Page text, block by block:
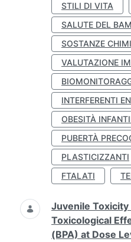
STILI DI VITA
SALUTE DEL
SOSTANZE
VALUTAZIONE
INTERFERENTI
OBESITÀ
PUBERTÀ
PLASTICIZZANTI
FTALATI
Juvenile
Toxicological
(BPA) at Dose